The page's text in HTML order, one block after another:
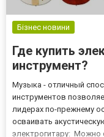
Бізнес новини
Где купить
инструмент?
Музыка - отличный
инструментов
лидерах по-прежнему
осваивать
электрогитару: Можно